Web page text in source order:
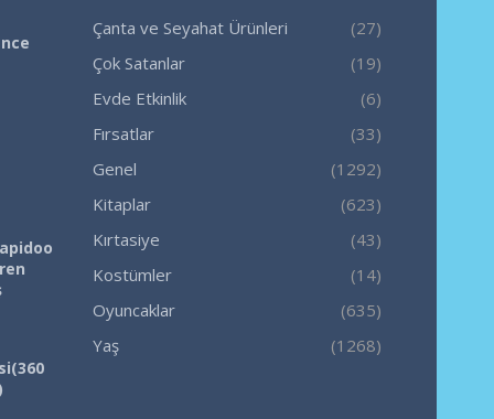
Çanta ve Seyahat Ürünleri
(27)
Çok Satanlar
(19)
Evde Etkinlik
(6)
Fırsatlar
(33)
Genel
(1292)
Kitaplar
(623)
Kırtasiye
(43)
Kostümler
(14)
Oyuncaklar
(635)
Yaş
(1268)